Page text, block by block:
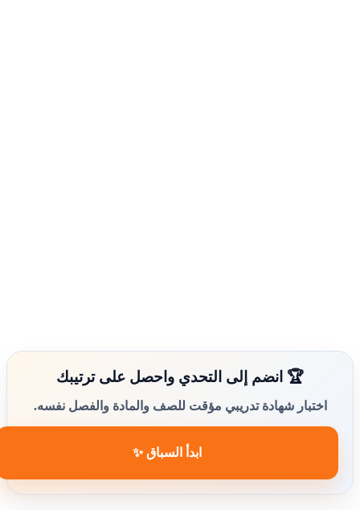
🏆 انضم إلى التحدي واحصل على ترتيبك
اختبار شهادة تدريبي مؤقت للصف والمادة والفصل نفسه.
ابدأ السباق ✨